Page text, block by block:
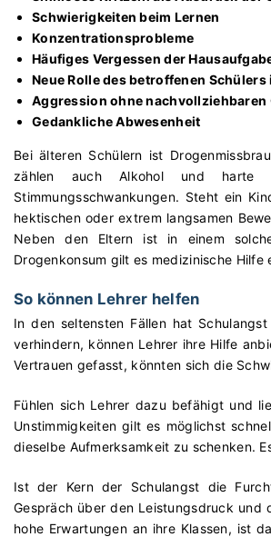
Schwierigkeiten beim Lernen
Konzentrationsprobleme
Häufiges Vergessen der
Neue Rolle des betroffenen Schülers
Aggression ohne nachvollziehbaren
Gedankliche Abwesenheit
Bei älteren Schülern ist
zählen auch Alkohol und harte
Stimmungsschwankungen. Steht ein
hektischen oder extrem langsamen
Neben den Eltern ist in einem
Drogenkonsum gilt es medizinische
So können Lehrer helfen
In den seltensten Fällen hat
verhindern, können Lehrer ihre Hilfe
Vertrauen gefasst, könnten sich die
Fühlen sich Lehrer dazu befähigt und
Unstimmigkeiten gilt es möglichst
dieselbe Aufmerksamkeit zu schenken.
Ist der Kern der Schulangst die
Gespräch über den Leistungsdruck und
hohe Erwartungen an ihre Klassen, ist